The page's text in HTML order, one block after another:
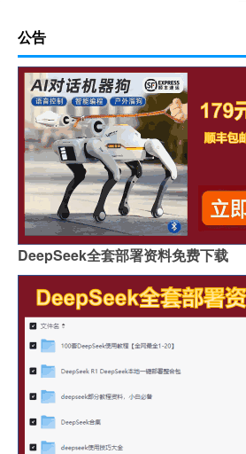
公告
DeepSeek全套部署资料免费下载